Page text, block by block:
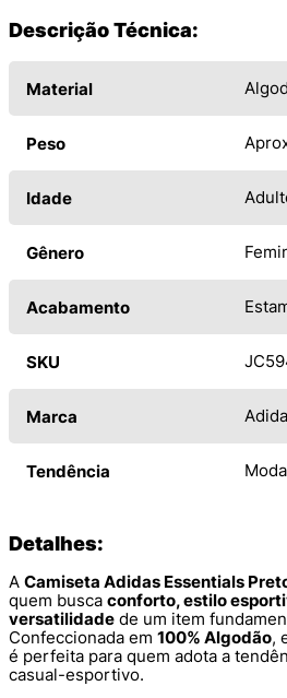
Descrição Técnica:
Material
Peso
Idade
Gênero
Acabamento
SKU
Marca
Tendência Moda
Detalhes:
A Camiseta Adidas Essentials
quem busca conforto, estilo
versatilidade de um item
Confeccionada em 100% Algodão,
é perfeita para quem adota a
casual-esportivo.